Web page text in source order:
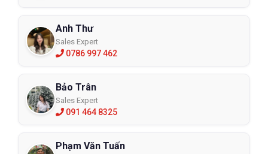
Anh Thư
Sales Expert
0786 997 462
Bảo Trân
Sales Expert
091 464 8325
Phạm Văn Tuấn